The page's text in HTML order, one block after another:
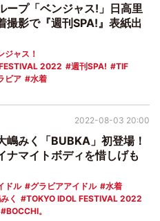
ープ「ベンジャス!」日高里
撮影で『週刊SPA!』表紙出
ジャス！
2022
週刊SPA!
TIF
ビア 水着
嶋みく「BUBKA」初登場！
ナマイトボディを惜しげも
ドル グラビアアイドル
水着
く
TOKYO IDOL FESTIVAL 2022
BOCCHI。
2022-08-03 20:00